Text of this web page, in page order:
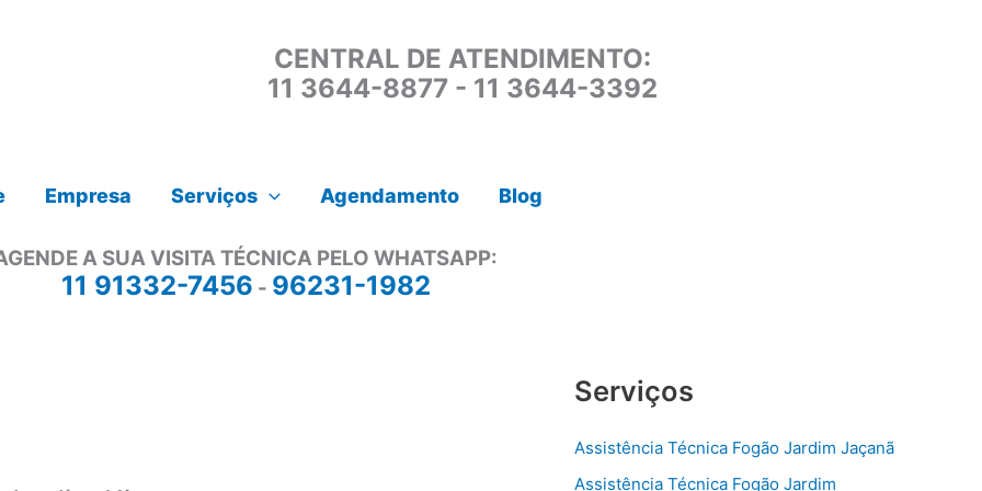
CENTRAL DE ATENDIMENTO:
11 3644-8877 - 11 3644-3392
Empresa Serviços Agendamento Blog
A SUA VISITA TÉCNICA PELO WHATSAPP:
11 91332-7456 - 96231-1982
Serviços
Assistência Técnica Fogão Jardim Jaçanã
Assistência Técnica Fogão Jardim